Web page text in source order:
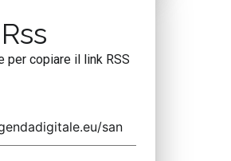
per copiare il link RSS